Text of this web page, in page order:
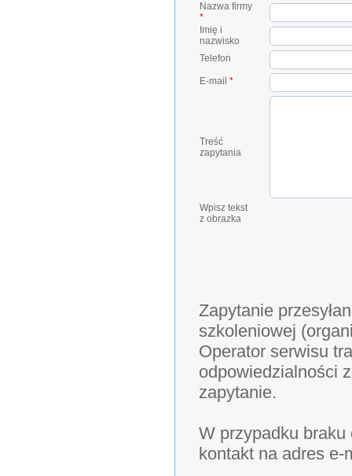
Nazwa firmy
*
Imię i
nazwisko
Telefon
E-mail *
Treść
zapytania
Wpisz tekst
z obrazka
Zapytanie
szkoleniowej
Operator serwisu
odpowiedzialności
zapytanie.
W przypadku
kontakt na adres